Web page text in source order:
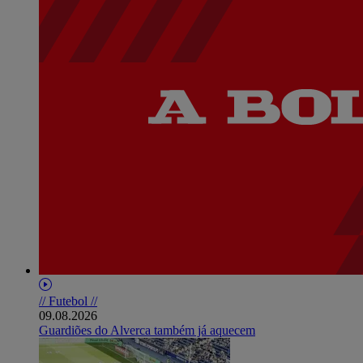
// Futebol //
09.08.2026
Guardiões do Alverca também já aquecem